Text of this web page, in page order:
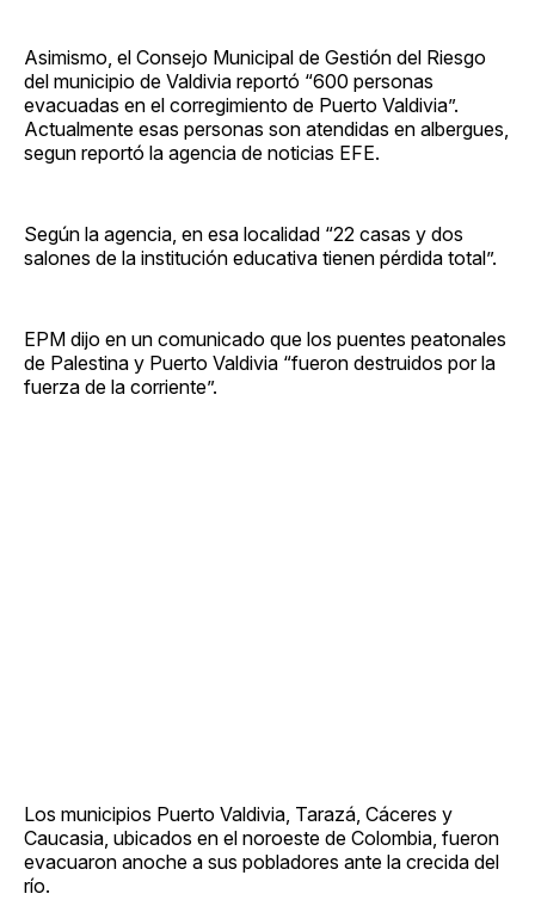
Asimismo, el Consejo Municipal de Gestión del Riesgo
del municipio de Valdivia reportó “600 personas
evacuadas en el corregimiento de Puerto Valdivia”.
Actualmente esas personas son atendidas en albergues,
segun reportó la agencia de noticias EFE.
Según la agencia, en esa localidad “22 casas y dos
salones de la institución educativa tienen pérdida total”.
EPM dijo en un comunicado que los puentes peatonales
de Palestina y Puerto Valdivia “fueron destruidos por la
fuerza de la corriente”.
Los municipios Puerto Valdivia, Tarazá, Cáceres y
Caucasia, ubicados en el noroeste de Colombia, fueron
evacuaron anoche a sus pobladores ante la crecida del
río.